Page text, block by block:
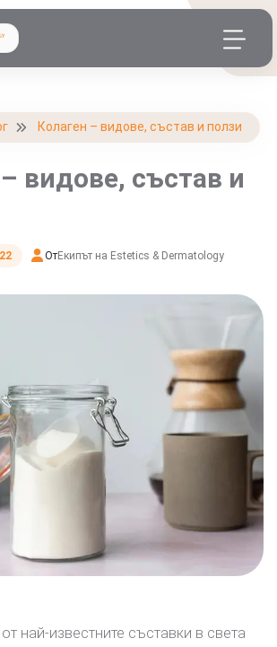
Колаген – видове, състав и ползи
видове, състав и
ОтЕкипът на Estetics & Dermatology
най-известните съставки в света